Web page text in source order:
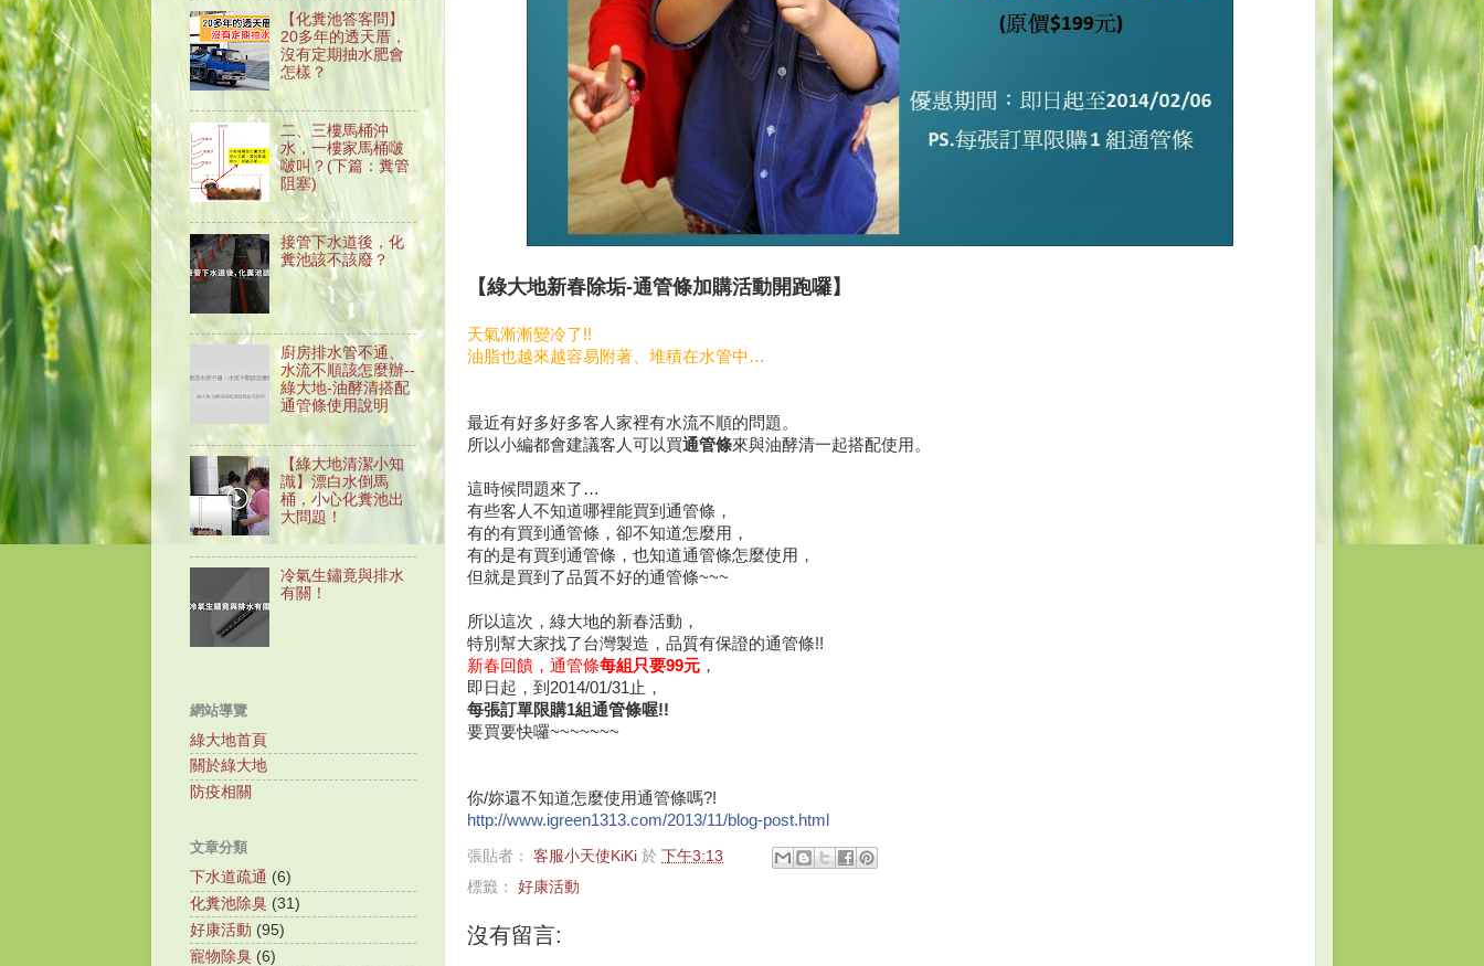
【綠大地新春除垢-通管條加購活動開跑囉】
天氣漸漸變冷了!!
油脂也越來越容易附著、堆積在水管中 …
最近有好多好多客人家裡有水流不順的問題。
所以小編都會建議客人可以買通管條來與油酵清一起搭配使用。
這時候問題來了 …
有些客人不知道哪裡能買到通管條，
有的有買到通管條，卻不知道怎麼用，
有的是有買到通管條，也知道通管條怎麼使用，
但就是買到了品質不好的通管條~~~
所以這次，綠大地的新春活動 ，
特別幫大家找了台灣製造，品質有保證的通管條!!
新春回饋，通管條每組只要99元 ，
即日起，到 2014/01/31 止，
每張訂單限購1組通管條喔!!
要買要快囉~~~~~~~
你/妳還不知道怎麼使用通管條嗎?!
http://www.igreen1313.com/2013/11/blog-post.html
張貼者： 客服小天使KiKi 於 下午3:13
標籤： 好康活動
沒有留言:
【化糞池答客問】
20多年的透天厝，
沒有定期抽水肥會
怎樣？
二、三樓馬桶沖
水，一樓家馬桶啵
啵叫？(下篇：糞管
阻塞)
接管下水道後，化
糞池該不該廢？
廚房排水管不通、
水流不順該怎麼辦--
綠大地-油酵清搭配
通管條使用說明
【綠大地清潔小知
識】漂白水倒馬
桶，小心化糞池出
大問題！
冷氣生鏽竟與排水
有關！
網站導覽
綠大地首頁
關於綠大地
防疫相關
文章分類
下水道疏通 (6)
化糞池除臭 (31)
好康活動 (95)
寵物除臭 (6)